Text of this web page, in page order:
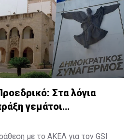
Στα λόγια
γεμάτοι
με το ΑΚΕΛ για τον GSI